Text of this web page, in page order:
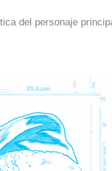
del personaje